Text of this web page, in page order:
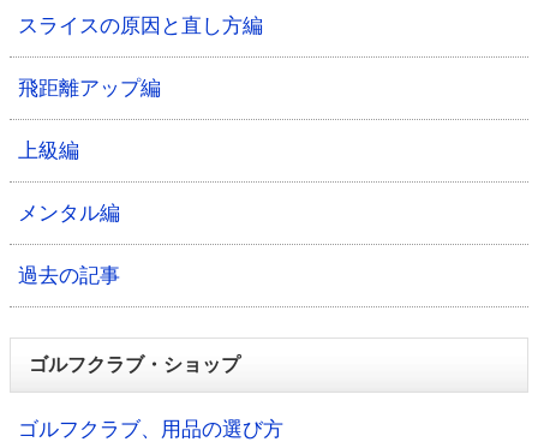
スライスの原因と直し方編
飛距離アップ編
上級編
メンタル編
過去の記事
ゴルフクラブ・ショップ
ゴルフクラブ、用品の選び方